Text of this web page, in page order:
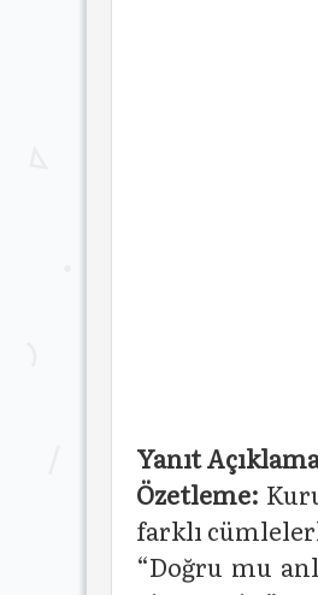
Yanıt
Özetleme:
farklı
“Doğru mu